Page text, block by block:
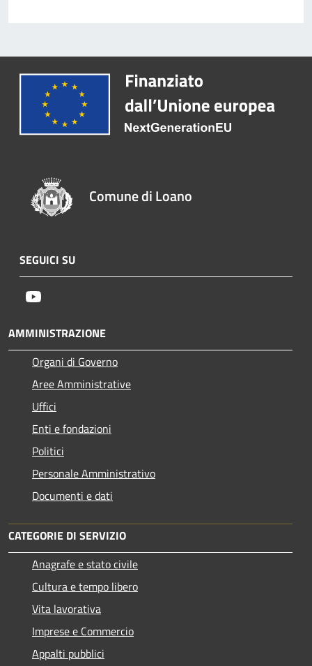
Comune di Loano
SEGUICI SU
AMMINISTRAZIONE
Organi di Governo
Aree Amministrative
Uffici
Enti e fondazioni
Politici
Personale Amministrativo
Documenti e dati
CATEGORIE DI SERVIZIO
Anagrafe e stato civile
Cultura e tempo libero
Vita lavorativa
Imprese e Commercio
Appalti pubblici